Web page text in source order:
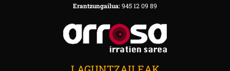
Erantzungailua:945 12 09 89